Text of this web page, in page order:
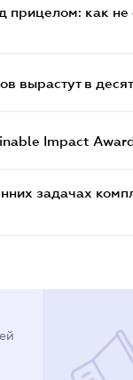
прицелом: как
вырастут в
Impact
задачах